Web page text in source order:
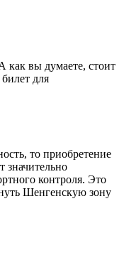
как вы думаете, стоит
для
то приобретение
значительно
контроля. Это
Шенгенскую зону